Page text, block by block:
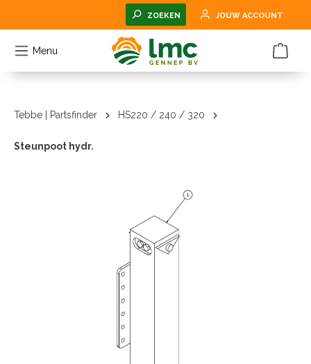
ZOEKEN JOUW ACCOUNT
Menu
Tebbe | Partsfinder HS220 / 240 / 320
Steunpoot hydr.